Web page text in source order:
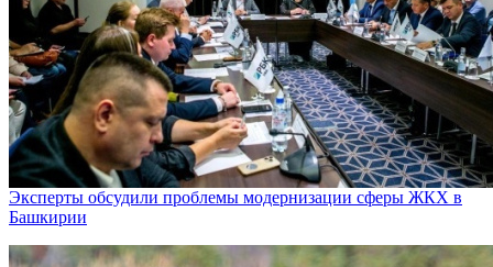
Эксперты обсудили проблемы модернизации сферы ЖКХ в
Башкирии